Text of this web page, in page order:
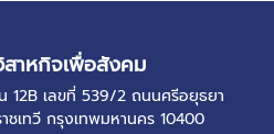
สาหกิจเพื่อสังคม
12B เลขที่ 539/2 ถนนศรีอยุธยา
ชเทวี กรุงเทพมหานคร 10400